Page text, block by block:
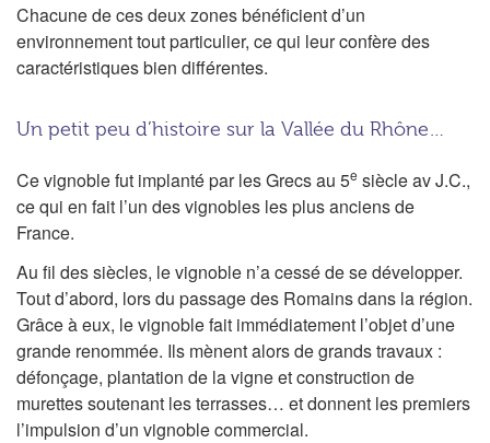
Chacune de ces deux zones bénéficient d’un
environnement tout particulier, ce qui leur confère des
caractéristiques bien différentes.
Un petit peu d’histoire sur la Vallée du Rhône…
Ce vignoble fut implanté par les Grecs au 5e siècle av J.C.,
ce qui en fait l’un des vignobles les plus anciens de
France.
Au fil des siècles, le vignoble n’a cessé de se développer.
Tout d’abord, lors du passage des Romains dans la région.
Grâce à eux, le vignoble fait immédiatement l’objet d’une
grande renommée. Ils mènent alors de grands travaux :
défonçage, plantation de la vigne et construction de
murettes soutenant les terrasses… et donnent les premiers
l’impulsion d’un vignoble commercial.